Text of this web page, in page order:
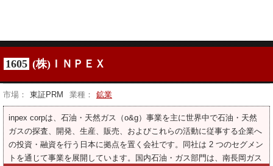
1605 (株)ＩＮＰＥＸ
市場： 東証PRM 業種： 鉱業
inpex corpは、石油・天然ガス（o&g）事業を主に世界中で石油・天然
ガスの探査、開発、生産、販売、およびこれらの活動に従事する企業へ
の投資・融資を行う日本に拠点を置く会社です。同社は 2 つのセグメン
トを通じて事業を展開しています。国内石油・ガス部門は、南長岡ガス